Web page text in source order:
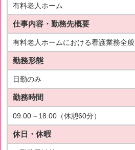
有料老人ホーム
仕事内容・勤務先概要
有料老人ホームにおける看護業務全般
勤務形態
日勤のみ
勤務時間
09:00～18:00（休憩60分）
休日・休暇